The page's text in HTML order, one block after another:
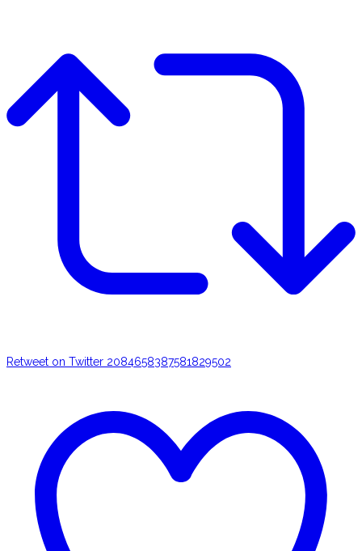
Retweet on Twitter 2084658387581829502